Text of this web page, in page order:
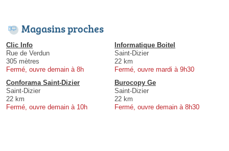
Magasins proches
Clic Info
Rue de Verdun
305 mètres
Fermé, ouvre demain à 8h
Informatique Boitel
Saint-Dizier
22 km
Fermé, ouvre mardi à 9h30
Conforama Saint-Dizier
Saint-Dizier
22 km
Fermé, ouvre demain à 10h
Burocopy Ge
Saint-Dizier
22 km
Fermé, ouvre demain à 8h30